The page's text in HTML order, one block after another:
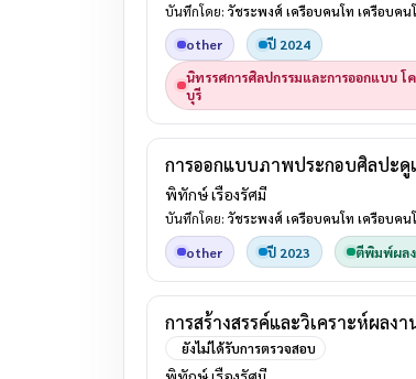
บันทึกโดย: วัชระพงศ์ เครือบคนโท เครือบคน
other
ปี 2024
นิทรรศการศิลปกรรมและการออกแบบ โค
บุรี
การออกแบบภาพประกอบศิลปะ
พิทักษ์ เรืองรัศมี
บันทึกโดย: วัชระพงศ์ เครือบคนโท เครือบคน
other
ปี 2023 ตีพิมพ์ผลง
การสร้างสรรค์และวิเคราะห์ผลง
ยังไม่ได้รับการตรวจสอบ